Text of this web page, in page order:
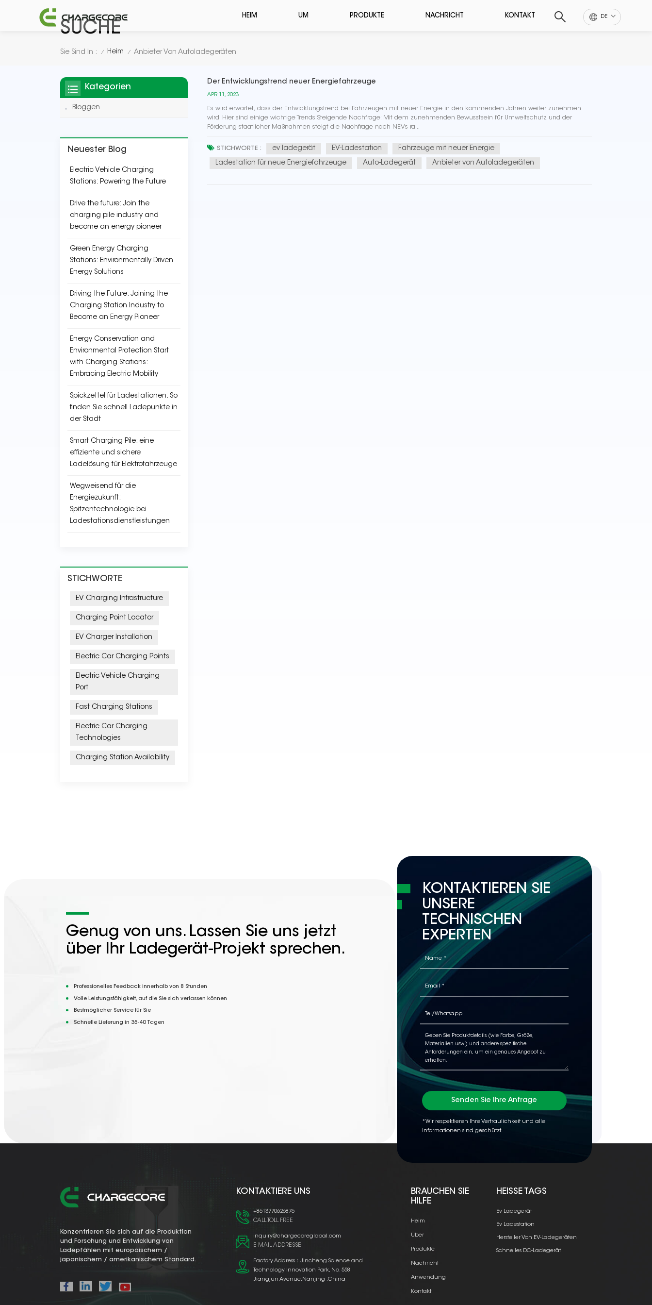
DE
HEIM UM PRODUKTE NACHRICHT KONTAKT
SUCHE
Sie Sind In : / Heim / Anbieter Von Autoladegeräten
Der Entwicklungstrend neuer Energiefahrzeuge
APR 11, 2023
Es wird erwartet, dass der Entwicklungstrend bei Fahrzeugen mit neuer Energie in den kommenden Jahren weiter zunehmen
wird. Hier sind einige wichtige Trends:Steigende Nachfrage: Mit dem zunehmenden Bewusstsein für Umweltschutz und der
Förderung staatlicher Maßnahmen steigt die Nachfrage nach NEVs ra...
STICHWORTE : ev ladegerät EV-Ladestation Fahrzeuge mit neuer Energie
Ladestation für neue Energiefahrzeuge Auto-Ladegerät Anbieter von Autoladegeräten
Kategorien
Bloggen
Neuester Blog
Electric Vehicle Charging
Stations: Powering the Future
Drive the future: Join the
charging pile industry and
become an energy pioneer
Green Energy Charging
Stations: Environmentally-Driven
Energy Solutions
Driving the Future: Joining the
Charging Station Industry to
Become an Energy Pioneer
Energy Conservation and
Environmental Protection Start
with Charging Stations:
Embracing Electric Mobility
Spickzettel für Ladestationen: So
finden Sie schnell Ladepunkte in
der Stadt
Smart Charging Pile: eine
effiziente und sichere
Ladelösung für Elektrofahrzeuge
Wegweisend für die
Energiezukunft:
Spitzentechnologie bei
Ladestationsdienstleistungen
STICHWORTE
EV Charging Infrastructure
Charging Point Locator
EV Charger Installation
Electric Car Charging Points
Electric Vehicle Charging
Port
Fast Charging Stations
Electric Car Charging
Technologies
Charging Station Availability
Genug von uns. Lassen Sie uns jetzt
über Ihr Ladegerät-Projekt sprechen.
Professionelles Feedback innerhalb von 8 Stunden
Volle Leistungsfähigkeit, auf die Sie sich verlassen können
Bestmöglicher Service für Sie
Schnelle Lieferung in 35-40 Tagen
KONTAKTIEREN SIE
UNSERE
TECHNISCHEN
EXPERTEN
Senden Sie Ihre Anfrage
*Wir respektieren Ihre Vertraulichkeit und alle
Informationen sind geschützt.
Konzentrieren Sie sich auf die Produktion
und Forschung und Entwicklung von
Ladepfählen mit europäischem /
japanischem / amerikanischem Standard.
KONTAKTIERE UNS
+8613770626876
CALL TOLL FREE
inquiry@chargecoreglobal.com
E-MAIL-ADDRESSE
Factory Address：Jincheng Science and
Technology Innovation Park, No. 558
Jiangjun Avenue,Nanjing ,China
BRAUCHEN SIE
HILFE
Heim
Über
Produkte
Nachricht
Anwendung
Kontakt
HEISSE TAGS
Ev Ladegerät
Ev Ladestation
Hersteller Von EV-Ladegeräten
Schnelles DC-Ladegerät